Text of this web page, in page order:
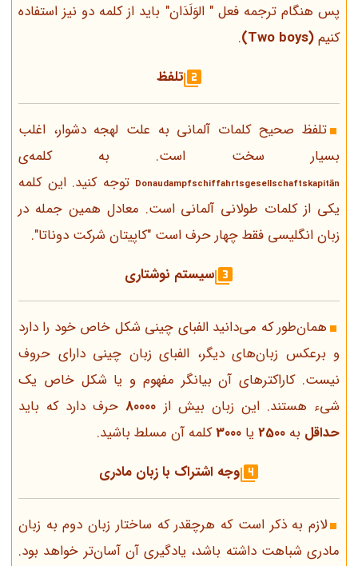
پس هنگام ترجمه فعل " الوَلَدَان" باید از کلمه دو نیز استفاده
کنیم(Two boys)
.
تلفظ
تلفظ صحیح کلمات آلمانی به علت لهجه دشوار، اغلب
بسیار سخت است. به کلمه‌ی
Donaudampfschiffahrtsgesellschaftskapitän توجه کنید. این کلمه
یکی از کلمات طولانی آلمانی است. معادل همین جمله در
زبان انگلیسی فقط چهار حرف است "کاپیتان شرکت دوناتا".
سیستم نوشتاری
همان‌طور که می‌دانید الفبای چینی شکل خاص خود را دارد
و برعکس زبان‌های دیگر، الفبای زبان چینی دارای حروف‌
نیست. کاراکترهای آن بیانگر مفهوم و یا شکل خاص یک
شیء هستند. این زبان بیش از 80000 حرف دارد که باید
حداقل به یا 3000کلمه آن مسلط باشید.
وجه اشتراک با زبان مادری
لازم به ذکر است که هرچقدر که ساختار زبان دوم به زبان
مادری شباهت داشته باشد، یادگیری آن آسان‌تر خواهد بود.